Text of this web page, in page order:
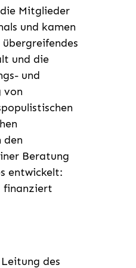
Mitglieder
und kamen
und die
und
von
den
Beratung
entwickelt:
finanziert
des